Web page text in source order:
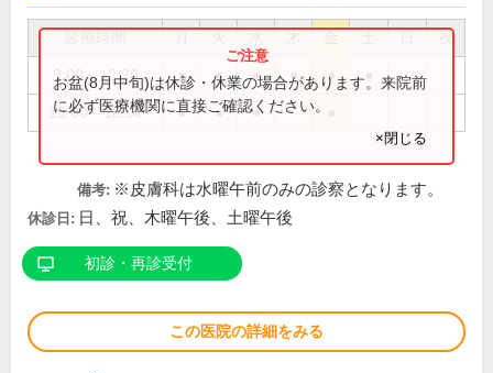
祝
9:00～12:30 ● ● ● ● ●
16:00～18:00 ● ● ●
お盆(8月中旬)は休診・休業の場合があります。来院前
に必ず医療機関に直接ご確認ください。
×閉じる
備考: ※皮膚科は水曜午前のみの診察となります。
休診日: 日、祝、木曜午後、土曜午後
初診・再診受付
この医院の詳細をみる